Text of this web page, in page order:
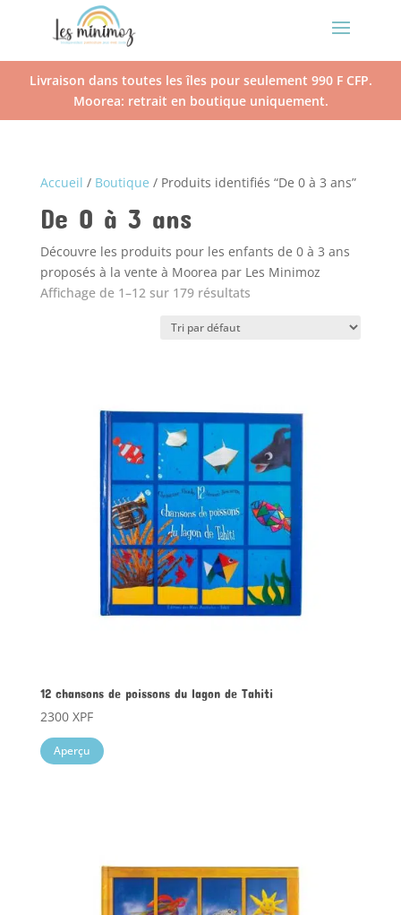
Livraison dans toutes les îles pour seulement 990 F CFP.
Moorea: retrait en boutique uniquement.
Accueil / Boutique / Produits identifiés “De 0 à 3 ans”
De 0 à 3 ans
Découvre les produits pour les enfants de 0 à 3 ans
proposés à la vente à Moorea par Les Minimoz
Affichage de 1–12 sur 179 résultats
12 chansons de poissons du lagon de Tahiti
2300 XPF
Aperçu